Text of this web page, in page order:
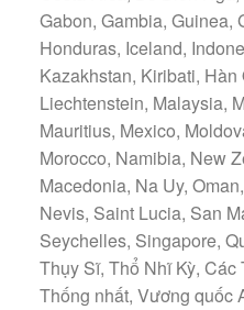
Gabon, Gambia, Guinea,
Honduras, Iceland,
Kazakhstan, Kiribati,
Liechtenstein, Malaysia,
Mauritius, Mexico,
Morocco, Namibia, New
Macedonia, Na Uy,
Nevis, Saint Lucia, San
Seychelles, Singapore,
Thụy Sĩ, Thổ Nhĩ Kỳ,
Thống nhất, Vương quốc